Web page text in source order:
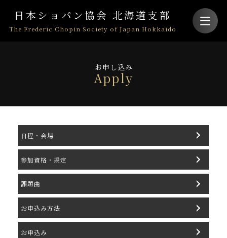
日本ショパン協会 北海道支部
The Frederic Chopin Society of Japan Hokkaido
お申し込み
Apply
日程・会場
参加資格・規定
課題曲
お申込み方法
お申込み